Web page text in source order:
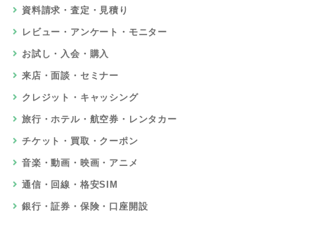
資料請求・査定・見積り
レビュー・アンケート・モニター
お試し・入会・購入
来店・面談・セミナー
クレジット・キャッシング
旅行・ホテル・航空券・レンタカー
チケット・買取・クーポン
音楽・動画・映画・アニメ
通信・回線・格安SIM
銀行・証券・保険・口座開設